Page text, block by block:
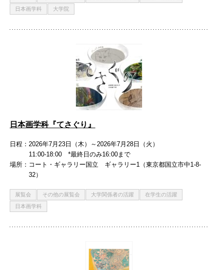
日本画学科
大学院
日本画学科『てさぐり』
日程
2026年7月23日（木）～2026年7月28日（火）
11:00-18:00 *最終日のみ16:00まで
場所
コート・ギャラリー国立 ギャラリー1（東京都国立市中1-8-
32）
展覧会 その他の展覧会 大学関係者の活躍
在学生の活躍
日本画学科